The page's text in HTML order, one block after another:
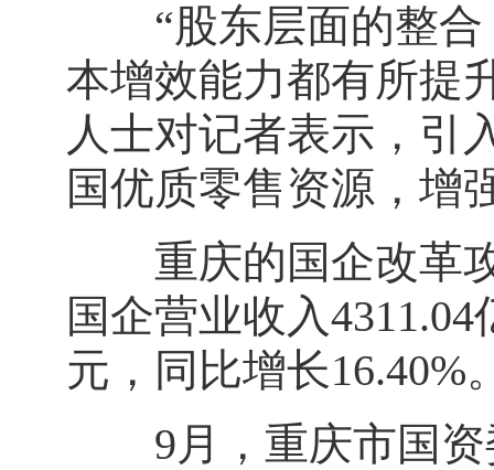
“股东层面的整合
本增效能力都有所提
人士对记者表示，引
国优质零售资源，增
重庆的国企改革攻
国企营业收入
元，同比增长16.40%
9月，重庆市国资